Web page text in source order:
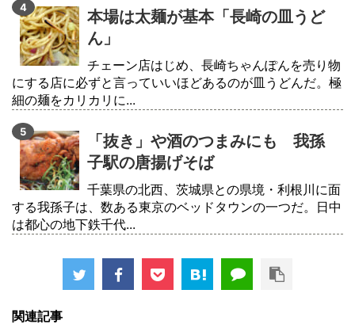
本場は太麺が基本「長崎の皿うど
ん」
チェーン店はじめ、長崎ちゃんぽんを売り物
にする店に必ずと言っていいほどあるのが皿うどんだ。極
細の麺をカリカリに...
「抜き」や酒のつまみにも 我孫
子駅の唐揚げそば
千葉県の北西、茨城県との県境・利根川に面
する我孫子は、数ある東京のベッドタウンの一つだ。日中
は都心の地下鉄千代...
関連記事